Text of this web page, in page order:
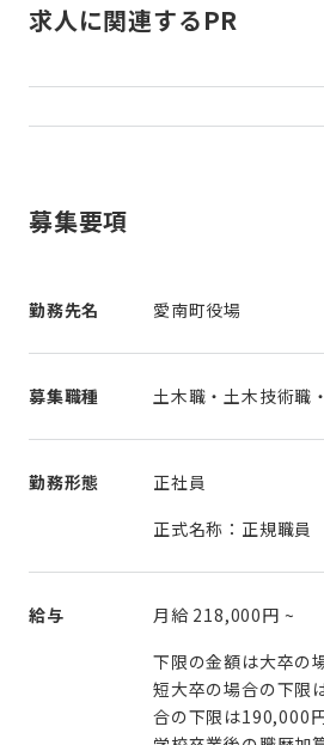
求人に関連するPR
募集要項
勤務先名 愛南町役場
募集職種 土木職・土木技術職
勤務形態
正社員
正式名称：正規職員
給与 月給 218,000円 ~
下限の金額は大卒の
短大卒の場合の下限
合の下限は190,000